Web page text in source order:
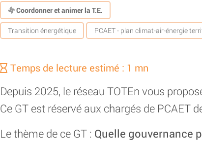
Coordonner et animer la T.E.
Transition énergétique PCAET - plan climat-air-énergie
Temps de lecture estimé : 1 mn
Depuis 2025, le réseau TOTEn vous
Ce GT est réservé aux chargés de PCAET
Le thème de ce GT : Quelle gouvernance